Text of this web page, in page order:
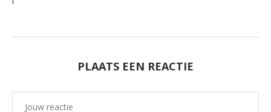
PLAATS EEN REACTIE